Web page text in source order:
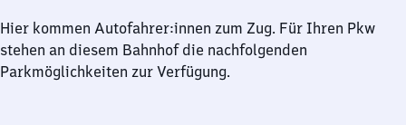
Hier kommen Autofahrer:innen zum Zug. Für Ihren Pkw
stehen an diesem Bahnhof die nachfolgenden
Parkmöglichkeiten zur Verfügung.